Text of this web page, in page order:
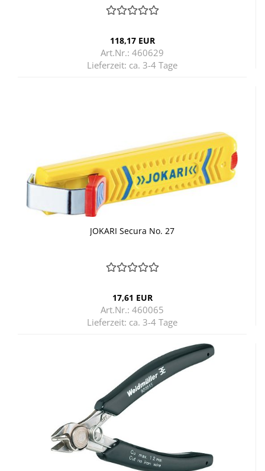
118,17 EUR
Art.Nr.: 460629
Lieferzeit: ca. 3-4 Tage
JO­KA­RI Se­cu­ra No. 27
17,61 EUR
Art.Nr.: 460065
Lieferzeit: ca. 3-4 Tage